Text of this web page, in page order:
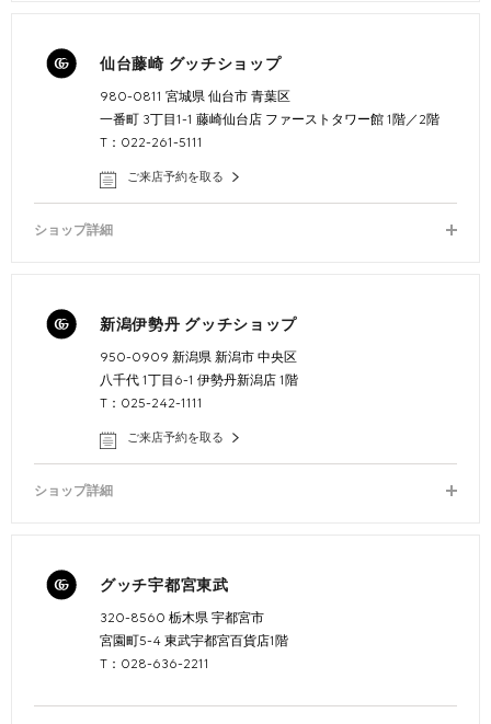
仙台藤崎 グッチショップ
980-0811 宮城県 仙台市 青葉区
一番町 3丁目1-1 藤崎仙台店 ファーストタワー館 1階／2階
T：022-261-5111
ご来店予約を取る
ショップ詳細
新潟伊勢丹 グッチショップ
950-0909 新潟県 新潟市 中央区
八千代 1丁目6-1 伊勢丹新潟店 1階
T：025-242-1111
ご来店予約を取る
ショップ詳細
グッチ宇都宮東武
320-8560 栃木県 宇都宮市
宮園町5-4 東武宇都宮百貨店1階
T：028-636-2211